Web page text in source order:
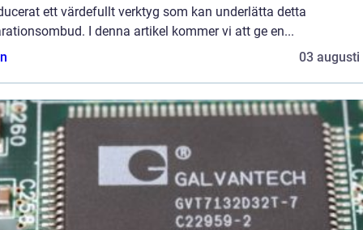
ett värdefullt verktyg som kan underlätta detta
I denna artikel kommer vi att ge en...
03 augusti